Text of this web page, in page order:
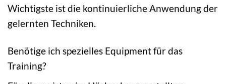
Wichtigste ist die kontinuierliche Anwendung der
gelernten Techniken.
Benötige ich spezielles Equipment für das
Training?